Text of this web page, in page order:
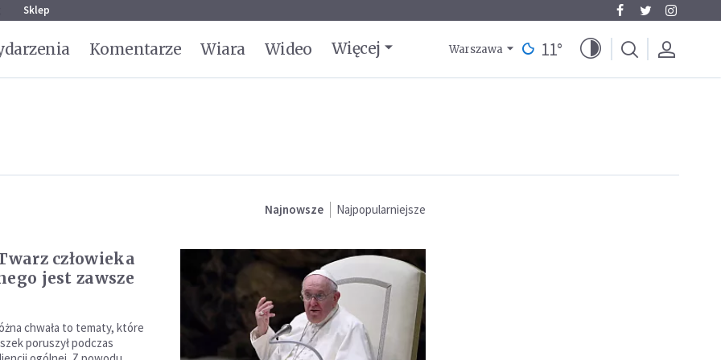
Sklep
Komentarze Wiara Wideo Więcej Warszawa 11°
Najnowsze Najpopularniejsze
człowieka
jest zawsze
chwała to tematy, które
poruszył podczas